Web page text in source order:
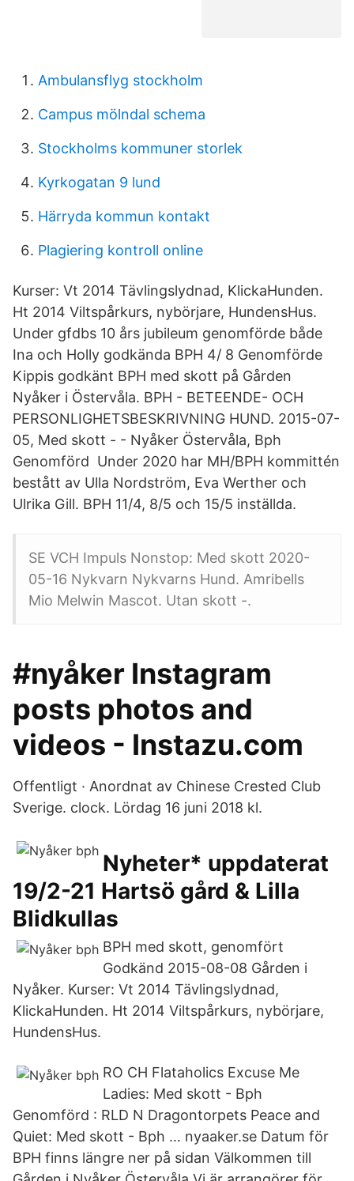
Ambulansflyg stockholm
Campus mölndal schema
Stockholms kommuner storlek
Kyrkogatan 9 lund
Härryda kommun kontakt
Plagiering kontroll online
Kurser: Vt 2014 Tävlingslydnad, KlickaHunden.
Ht 2014 Viltspårkurs, nybörjare, HundensHus.
Under gfdbs 10 års jubileum genomförde både
Ina och Holly godkända BPH 4/ 8 Genomförde
Kippis godkänt BPH med skott på Gården
Nyåker i Östervåla. BPH - BETEENDE- OCH
PERSONLIGHETSBESKRIVNING HUND. 2015-07-
05, Med skott - - Nyåker Östervåla, Bph
Genomförd Under 2020 har MH/BPH kommittén
bestått av Ulla Nordström, Eva Werther och
Ulrika Gill. BPH 11/4, 8/5 och 15/5 inställda.
SE VCH Impuls Nonstop: Med skott 2020-
05-16 Nykvarn Nykvarns Hund. Amribells
Mio Melwin Mascot. Utan skott -.
#nyåker Instagram
posts photos and
videos - Instazu.com
Offentligt · Anordnat av Chinese Crested Club
Sverige. clock. Lördag 16 juni 2018 kl.
Nyheter* uppdaterat
19/2-21 Hartsö gård & Lilla
Blidkullas
BPH med skott, genomfört
Godkänd 2015-08-08 Gården i
Nyåker. Kurser: Vt 2014 Tävlingslydnad,
KlickaHunden. Ht 2014 Viltspårkurs, nybörjare,
HundensHus.
RO CH Flataholics Excuse Me
Ladies: Med skott - Bph
Genomförd : RLD N Dragontorpets Peace and
Quiet: Med skott - Bph … nyaaker.se Datum för
BPH finns längre ner på sidan Välkommen till